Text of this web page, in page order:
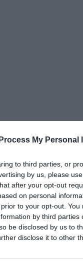
My Personal
to third parties, or
by us, please
after your opt-out
on personal
to your opt-out.
by third parties
be disclosed by us to
disclose it to other
non sarà più possibile
stabilito dal Decreto